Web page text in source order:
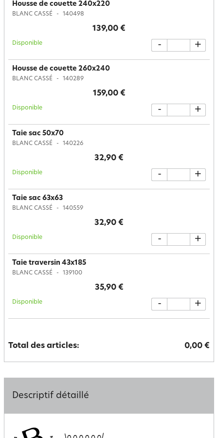
Housse de couette 240x220
BLANC CASSÉ 140498
139,00 €
Disponible - +
Housse de couette 260x240
BLANC CASSÉ 140289
159,00 €
Disponible - +
Taie sac 50x70
BLANC CASSÉ 140226
32,90 €
Disponible - +
Taie sac 63x63
BLANC CASSÉ 140559
32,90 €
Disponible - +
Taie traversin 43x185
BLANC CASSÉ 139100
35,90 €
Disponible - +
Total des articles: 0,00 €
Descriptif détaillé